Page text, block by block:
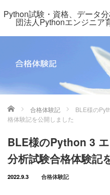
Python試験・資格、データ
団法人Pythonエンジニア
ホーム 合格体験記
BLE様の
格体験記を公開しました
BLE様のPython 3
分析試験合格体験記
2022.9.3 合格体験記